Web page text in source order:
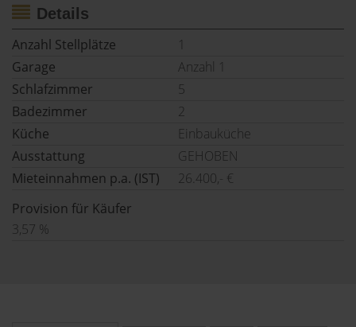
Details
Anzahl Stellplätze
1
Garage
Anzahl 1
Schlafzimmer
5
Badezimmer
2
Küche
Einbauküche
Ausstattung
GEHOBEN
Mieteinnahmen p.a. (IST)
26.400,- €
Provision für Käufer
3,57 %